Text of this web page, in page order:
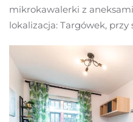
mikrokawalerki z
lokalizacja: Targówek, przy